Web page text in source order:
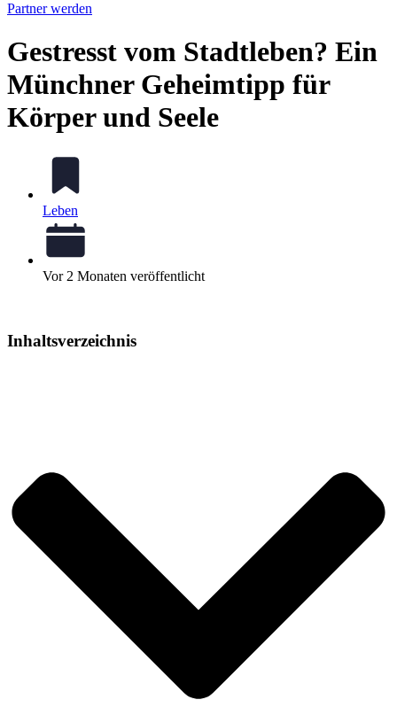
Partner werden
Gestresst vom Stadtleben? Ein
Münchner Geheimtipp für
Körper und Seele
Leben
Vor 2 Monaten veröffentlicht
Inhaltsverzeichnis